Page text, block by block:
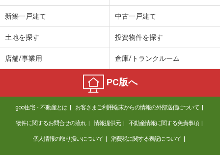
新築一戸建て 中古一戸建て
土地を探す 投資物件を探す
店舗/事業用 倉庫/トランクルーム
PC版へ
goo住宅・不動産とは お客さまご利用端末からの情報の外部送信について
物件に関するお問合せの流れ 情報提供元 不動産情報に関する免責事項
個人情報の取り扱いについて 消費税に関する表記について